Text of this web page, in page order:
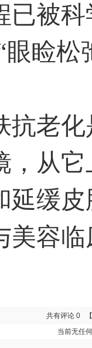
已
眼睑松
抗老
，从
延缓
美容
共有评论 0
当前无任